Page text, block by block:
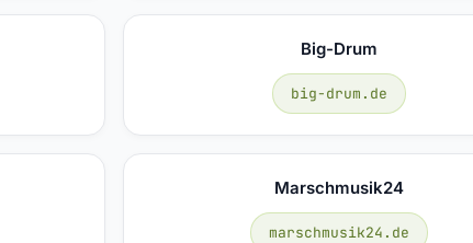
Big-Drum
big-drum.de
Marschmusik24
marschmusik24.de